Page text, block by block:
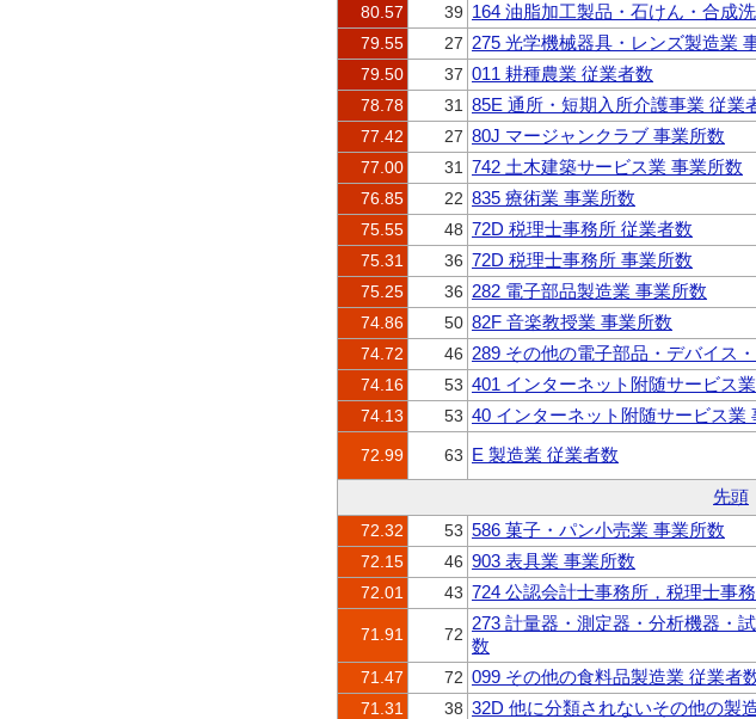
80.57
39 164 油脂加工製品・石けん・合成
79.55
27 275 光学機械器具・レンズ製造業
79.50
37 011 耕種農業 従業者数
78.78
31 85E 通所・短期入所介護事業 従業
77.42
27 80J マージャンクラブ 事業所数
77.00
31 742 土木建築サービス業 事業所数
76.85
22 835 療術業 事業所数
75.55
48 72D 税理士事務所 従業者数
75.31
36 72D 税理士事務所 事業所数
75.25
36 282 電子部品製造業 事業所数
74.86
50 82F 音楽教授業 事業所数
74.72
46 289 その他の電子部品・デバイス
74.16
53 401 インターネット附随サービス
74.13
53 40 インターネット附随サービス業
72.99 63 E 製造業 従業者数
先頭
72.32 53 586 菓子・パン小売業 事業所数
72.15
46 903 表具業 事業所数
72.01
43 724 公認会計士事務所，税理士事
71.91 72
273 計量器・測定器・分析機器・
数
71.47 72 099 その他の食料品製造業 従業者
71.31
38 32D 他に分類されないその他の製